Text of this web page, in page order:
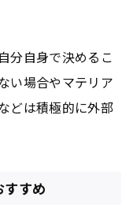
分自身で決めるこ
い場合やマテリア
どは積極的に外部
すすめ